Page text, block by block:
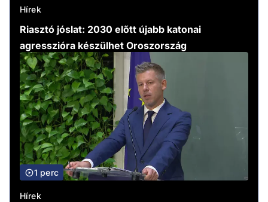
Hírek
Riasztó jóslat: 2030 előtt újabb katonai
agresszióra készülhet Oroszország
1 perc
Hírek